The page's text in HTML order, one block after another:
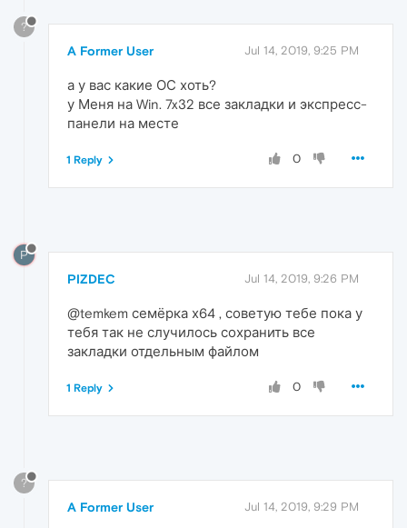
?
A Former User Jul 14, 2019, 9:25 PM
а у вас какие ОС хоть?
у Меня на Win. 7x32 все закладки и экспресс-
панели на месте
0
1 Reply
P
PIZDEC Jul 14, 2019, 9:26 PM
@temkem семёрка х64 , советую тебе пока у
тебя так не случилось сохранить все
закладки отдельным файлом
0
1 Reply
?
A Former User Jul 14, 2019, 9:29 PM